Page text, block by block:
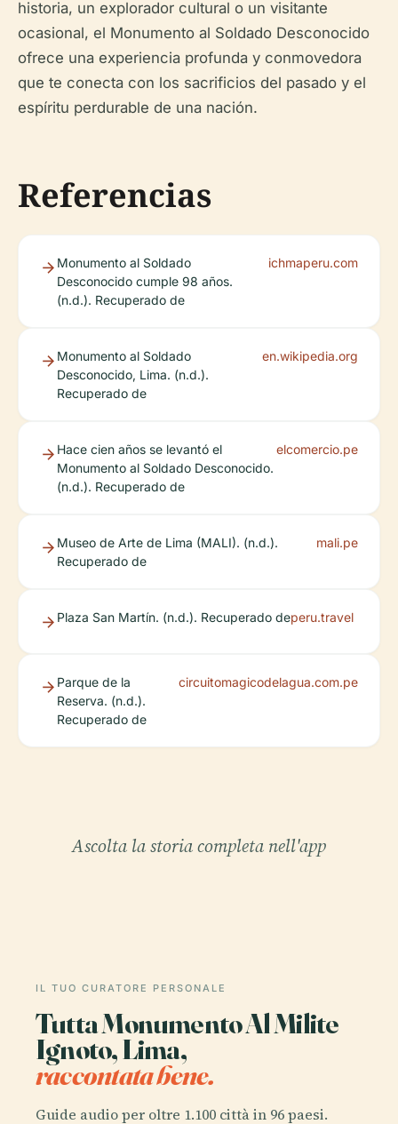
historia, un explorador cultural o un visitante
ocasional, el Monumento al Soldado Desconocido
ofrece una experiencia profunda y conmovedora
que te conecta con los sacrificios del pasado y el
espíritu perdurable de una nación.
Referencias
Monumento al Soldado
Desconocido cumple 98 años.
(n.d.). Recuperado de
ichmaperu.com
Monumento al Soldado
Desconocido, Lima. (n.d.).
Recuperado de
en.wikipedia.org
Hace cien años se levantó el
Monumento al Soldado Desconocido.
(n.d.). Recuperado de
elcomercio.pe
Museo de Arte de Lima (MALI). (n.d.).
Recuperado de
mali.pe
Plaza San Martín. (n.d.). Recuperado deperu.travel
Parque de la
Reserva. (n.d.).
Recuperado de
circuitomagicodelagua.com.pe
Ascolta la storia completa nell'app
IL TUO CURATORE PERSONALE
Tutta Monumento Al Milite
Ignoto, Lima,
raccontata bene.
Guide audio per oltre 1.100 città in 96 paesi.